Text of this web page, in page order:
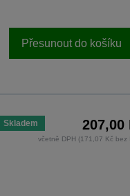
Přesunout do košíku
Skladem 207,00
včetně DPH (171,07 Kč bez